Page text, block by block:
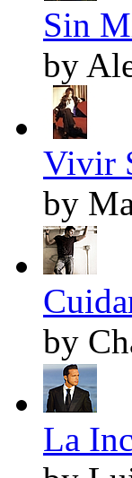
Sin
by
Vivir
by
by
La